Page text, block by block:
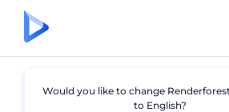
Tous les Modèles
Would you like to change
to English?